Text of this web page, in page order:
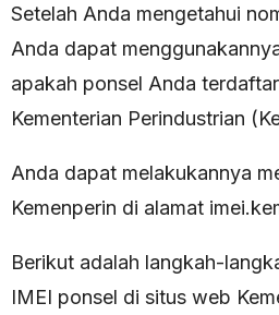
Setelah Anda mengetahui
Anda dapat
apakah ponsel Anda
Kementerian Perindustrian
Anda dapat melakukannya
Kemenperin di alamat
Berikut adalah langkah-
IMEI ponsel di situs web